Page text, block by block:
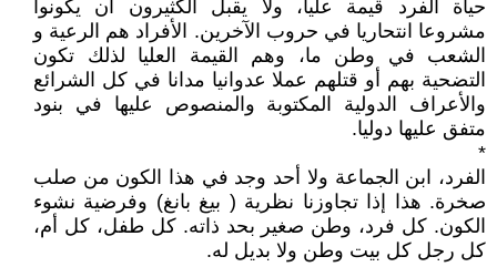
حياة الفرد قيمة عليا، ولا يقبل الكثيرون أن يكونوا
مشروعا انتحاريا في حروب الآخرين. الأفراد هم الرعية و
الشعب في وطن ما، وهم القيمة العليا لذلك تكون
التضحية بهم أو قتلهم عملا عدوانيا مدانا في كل الشرائع
والأعراف الدولية المكتوبة والمنصوص عليها في بنود
متفق عليها دوليا.
*
الفرد، ابن الجماعة ولا أحد وجد في هذا الكون من صلب
صخرة. هذا إذا تجاوزنا نظرية ( بيغ بانغ) وفرضية نشوء
الكون. كل فرد، وطن صغير بحد ذاته. كل طفل، كل أم،
كل رجل كل بيت وطن ولا بديل له.